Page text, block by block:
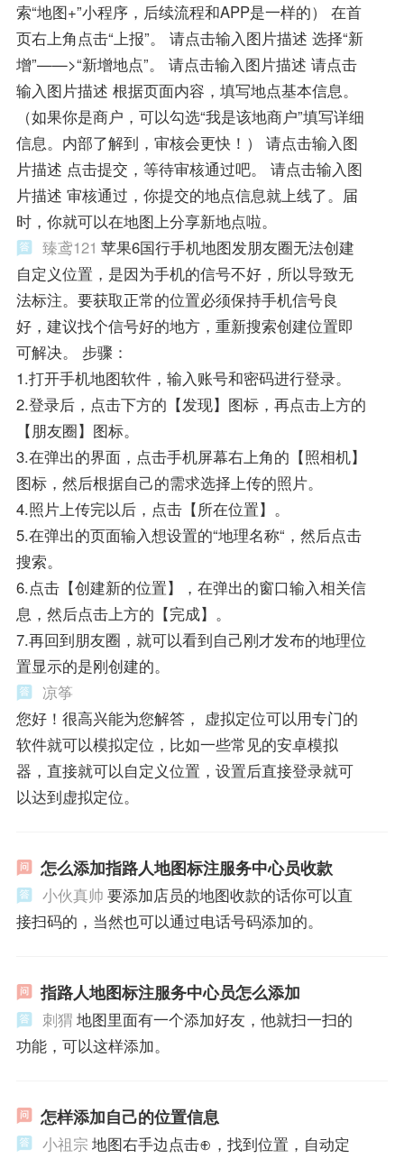
索“地图+”小程序，后续流程和APP是一样的） 在首
页右上角点击“上报”。 请点击输入图片描述 选择“新
增”——>“新增地点”。 请点击输入图片描述 请点击
输入图片描述 根据页面内容，填写地点基本信息。
（如果你是商户，可以勾选“我是该地商户”填写详细
信息。内部了解到，审核会更快！） 请点击输入图
片描述 点击提交，等待审核通过吧。 请点击输入图
片描述 审核通过，你提交的地点信息就上线了。届
时，你就可以在地图上分享新地点啦。
臻鸢121 苹果6国行手机地图发朋友圈无法创建
自定义位置，是因为手机的信号不好，所以导致无
法标注。要获取正常的位置必须保持手机信号良
好，建议找个信号好的地方，重新搜索创建位置即
可解决。 步骤：
1.打开手机地图软件，输入账号和密码进行登录。
2.登录后，点击下方的【发现】图标，再点击上方的
【朋友圈】图标。
3.在弹出的界面，点击手机屏幕右上角的【照相机】
图标，然后根据自己的需求选择上传的照片。
4.照片上传完以后，点击【所在位置】。
5.在弹出的页面输入想设置的“地理名称“，然后点击
搜索。
6.点击【创建新的位置】，在弹出的窗口输入相关信
息，然后点击上方的【完成】。
7.再回到朋友圈，就可以看到自己刚才发布的地理位
置显示的是刚创建的。
凉筝
您好！很高兴能为您解答， 虚拟定位可以用专门的
软件就可以模拟定位，比如一些常见的安卓模拟
器，直接就可以自定义位置，设置后直接登录就可
以达到虚拟定位。
怎么添加指路人地图标注服务中心员收款
小伙真帅 要添加店员的地图收款的话你可以直
接扫码的，当然也可以通过电话号码添加的。
指路人地图标注服务中心员怎么添加
刺猬 地图里面有一个添加好友，他就扫一扫的
功能，可以这样添加。
怎样添加自己的位置信息
小祖宗 地图右手边点击⊕，找到位置，自动定